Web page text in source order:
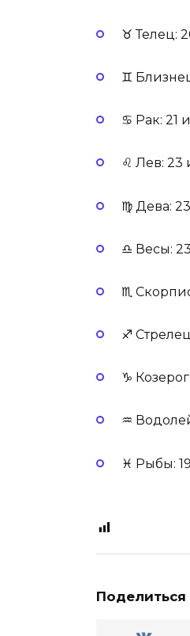
♉ Телец:
♊
♋ Рак:
♌ Лев: 23
♍ Дева:
♎ Весы:
♏
♐
♑
♒
♓ Рыбы:
Поделиться